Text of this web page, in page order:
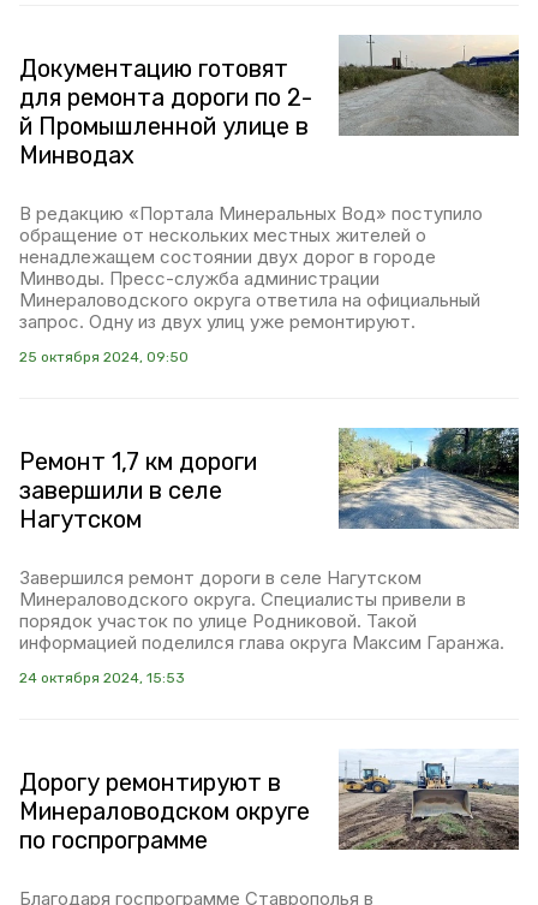
Документацию готовят
для ремонта дороги по 2-
й Промышленной улице в
Минводах
В редакцию «Портала Минеральных Вод» поступило
обращение от нескольких местных жителей о
ненадлежащем состоянии двух дорог в городе
Минводы. Пресс-служба администрации
Минераловодского округа ответила на официальный
запрос. Одну из двух улиц уже ремонтируют.
25 октября 2024, 09:50
Ремонт 1,7 км дороги
завершили в селе
Нагутском
Завершился ремонт дороги в селе Нагутском
Минераловодского округа. Специалисты привели в
порядок участок по улице Родниковой. Такой
информацией поделился глава округа Максим Гаранжа.
24 октября 2024, 15:53
Дорогу ремонтируют в
Минераловодском округе
по госпрограмме
Благодаря госпрограмме Ставрополья в